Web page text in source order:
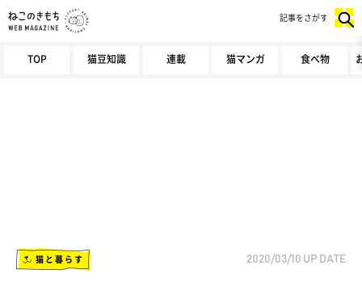
TOP 猫豆知識 連載 猫マンガ 食べ物
記事をさがす
猫と暮らす 2020/03/10 UP DATE